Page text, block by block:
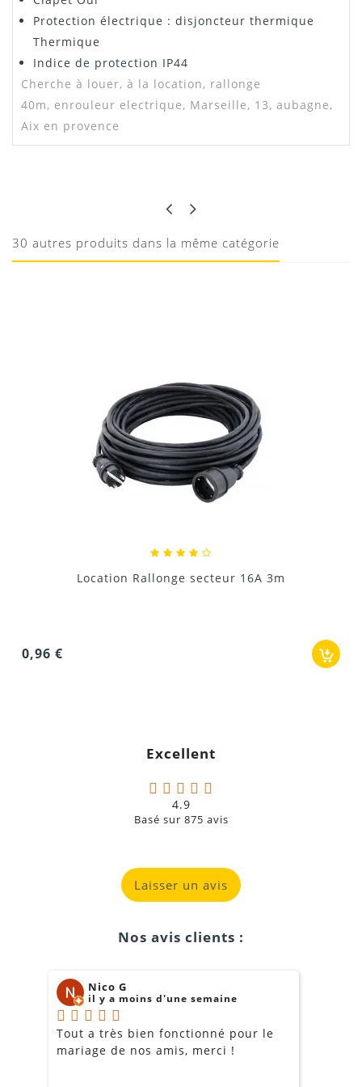
Protection électrique : disjoncteur thermique
Thermique
Indice de protection IP44
Cherche à louer, à la location, rallonge
40m, enrouleur electrique, Marseille, 13, aubagne,
Aix en provence
10/08/2020
30 autres produits dans la même catégorie
Location Rallonge secteur 16A 3m
€
Excellent
4.9
Basé sur 875 avis
Laisser un avis
Nos avis clients :
Nico G
il y a moins d'une semaine
Tout a très bien fonctionné pour le
mariage de nos amis, merci !